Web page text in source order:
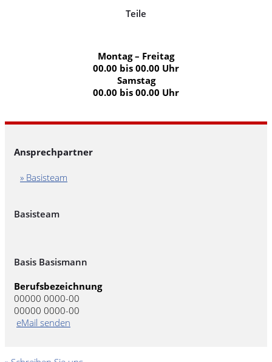
Teile
Montag – Freitag
00.00 bis 00.00 Uhr
Samstag
00.00 bis 00.00 Uhr
Ansprechpartner
» Basisteam
Basisteam
Basis Basismann
Berufsbezeichnung
00000 0000-00
00000 0000-00
eMail senden